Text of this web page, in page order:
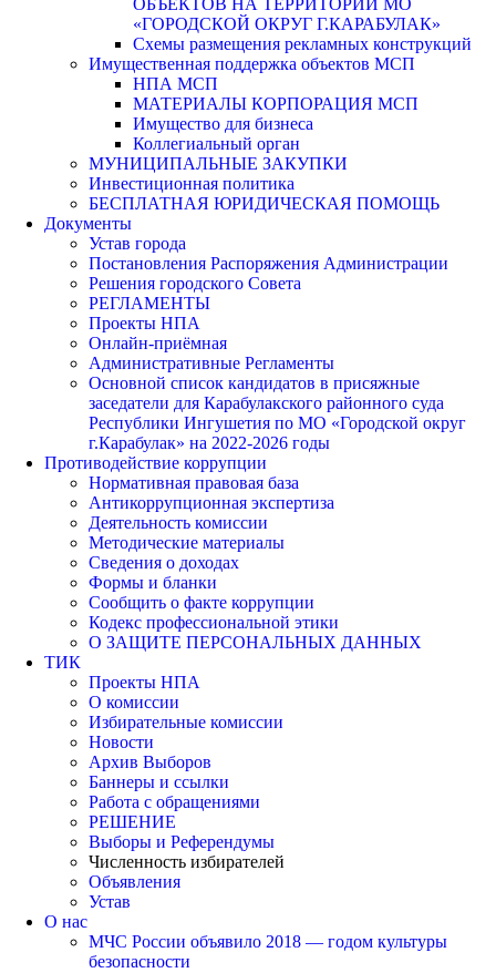
«ГОРОДСКОЙ ОКРУГ Г.КАРАБУЛАК»
Схемы размещения рекламных конструкций
Имущественная поддержка объектов МСП
НПА МСП
МАТЕРИАЛЫ КОРПОРАЦИЯ МСП
Имущество для бизнеса
Коллегиальный орган
МУНИЦИПАЛЬНЫЕ ЗАКУПКИ
Инвестиционная политика
БЕСПЛАТНАЯ ЮРИДИЧЕСКАЯ ПОМОЩЬ
Документы
Устав города
Постановления Распоряжения Администрации
Решения городского Совета
РЕГЛАМЕНТЫ
Проекты НПА
Онлайн-приёмная
Административные Регламенты
Основной список кандидатов в присяжные
заседатели для Карабулакского районного суда
Республики Ингушетия по МО «Городской округ
г.Карабулак» на 2022-2026 годы
Противодействие коррупции
Нормативная правовая база
Антикоррупционная экспертиза
Деятельность комиссии
Методические материалы
Сведения о доходах
Формы и бланки
Сообщить о факте коррупции
Кодекс профессиональной этики
О ЗАЩИТЕ ПЕРСОНАЛЬНЫХ ДАННЫХ
ТИК
Проекты НПА
О комиссии
Избирательные комиссии
Новости
Архив Выборов
Баннеры и ссылки
Работа с обращениями
РЕШЕНИЕ
Выборы и Референдумы
Численность избирателей
Объявления
Устав
О нас
МЧС России объявило 2018 — годом культуры
безопасности